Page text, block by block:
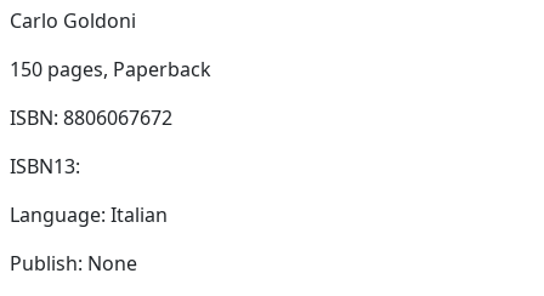
Carlo Goldoni
150 pages, Paperback
ISBN: 8806067672
ISBN13:
Language: Italian
Publish: None